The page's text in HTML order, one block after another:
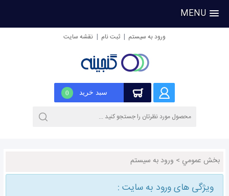
MENU
ورود به سیستم | ثبت نام | نقشه سایت
سبد خرید 0
بخش عمومي > ورود به سیستم
ویژگی های ورود به سایت :